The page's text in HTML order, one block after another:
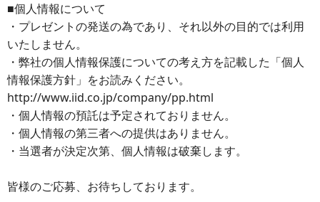
■個人情報について
・プレゼントの発送の為であり、それ以外の目的では利用
いたしません。
・弊社の個人情報保護についての考え方を記載した「個人
情報保護方針」をお読みください。
http://www.iid.co.jp/company/pp.html
・個人情報の預託は予定されておりません。
・個人情報の第三者への提供はありません。
・当選者が決定次第、個人情報は破棄します。
皆様のご応募、お待ちしております。